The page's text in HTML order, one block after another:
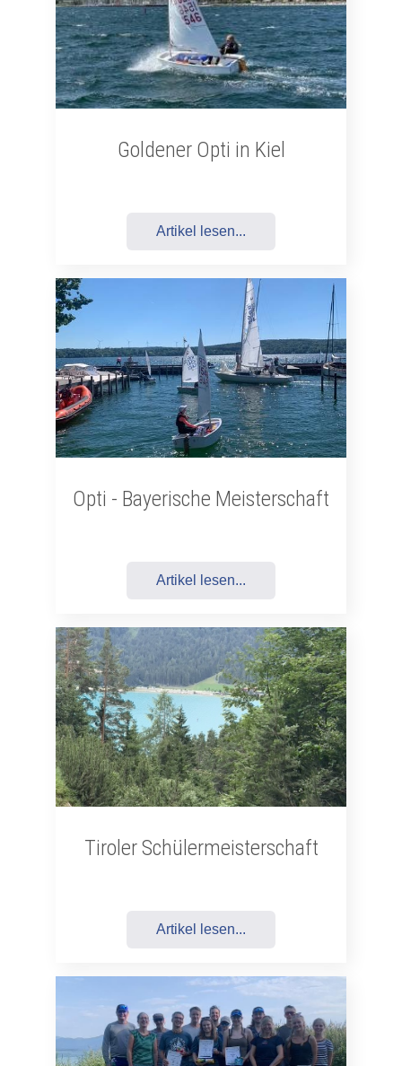
Goldener Opti in Kiel
Artikel lesen...
Opti - Bayerische Meisterschaft
Artikel lesen...
Tiroler Schülermeisterschaft
Artikel lesen...